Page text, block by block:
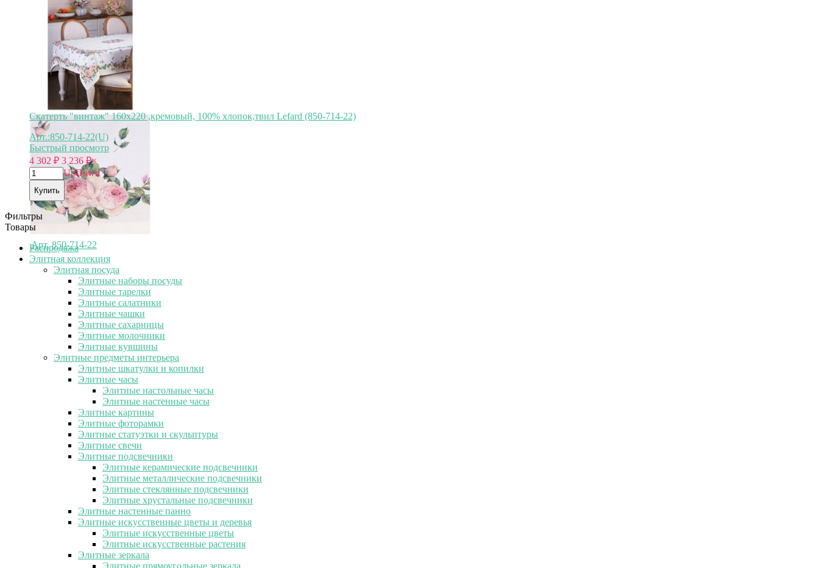
Арт. 850-714-22
Скатерть "винтаж" 160х220 ,кремовый, 100% хлопок,твил Lefard (850-714-22)
Арт.:850-714-22(U)
Быстрый просмотр
4 302 ₽ 3 236 ₽×
UpDown
Купить
Фильтры
Товары
Распродажа
Элитная коллекция
Элитная посуда
Элитные наборы посуды
Элитные тарелки
Элитные салатники
Элитные чашки
Элитные сахарницы
Элитные молочники
Элитные кувшины
Элитные предметы интерьера
Элитные шкатулки и копилки
Элитные часы
Элитные настольные часы
Элитные настенные часы
Элитные картины
Элитные фоторамки
Элитные статуэтки и скульптуры
Элитные свечи
Элитные подсвечники
Элитные керамические подсвечники
Элитные металлические подсвечники
Элитные стеклянные подсвечники
Элитные хрустальные подсвечники
Элитные настенные панно
Элитные искусственные цветы и деревья
Элитные искусственные цветы
Элитные искусственные растения
Элитные зеркала
Элитные прямоугольные зеркала